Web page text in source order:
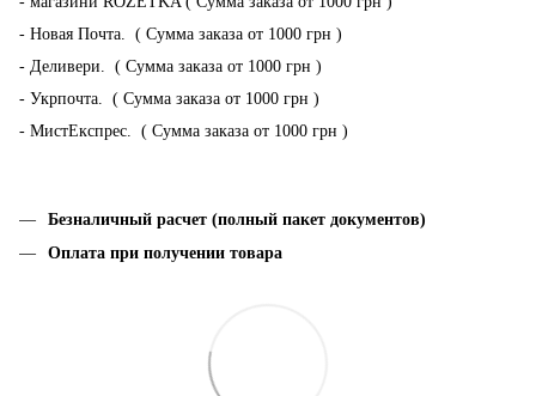
- Новая Почта. ( Сумма заказа от 1000 грн )
- Деливери. ( Сумма заказа от 1000 грн )
- Укрпочта. ( Сумма заказа от 1000 грн )
- МистЕкспрес. ( Сумма заказа от 1000 грн )
Безналичный расчет (полный пакет документов)
Оплата при получении товара